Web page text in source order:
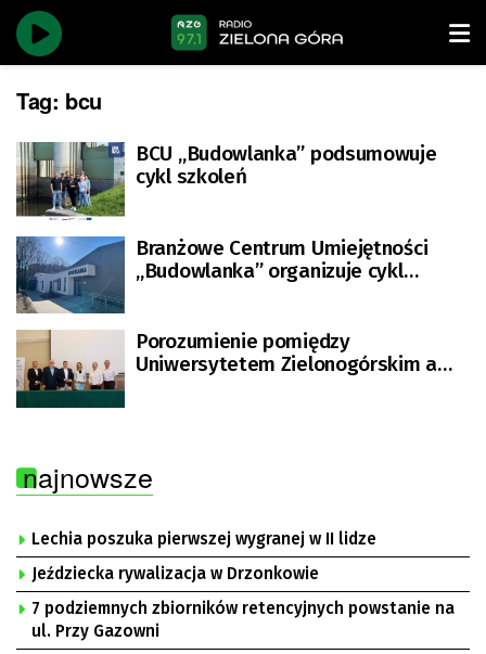
Tag: bcu
BCU „Budowlanka” podsumowuje
cykl szkoleń
Branżowe Centrum Umiejętności
„Budowlanka” organizuje cykl
Porozumienie pomiędzy
Uniwersytetem Zielonogórskim a
najnowsze
Lechia poszuka pierwszej wygranej w II lidze
Jeździecka rywalizacja w Drzonkowie
7 podziemnych zbiorników retencyjnych powstanie na
ul. Przy Gazowni